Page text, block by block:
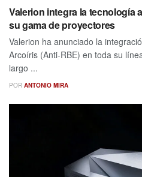
Valerion integra la tecnología
su gama de proyectores
Valerion ha anunciado la
Arcoíris (Anti-RBE) en toda su
largo ...
POR ANTONIO MIRA